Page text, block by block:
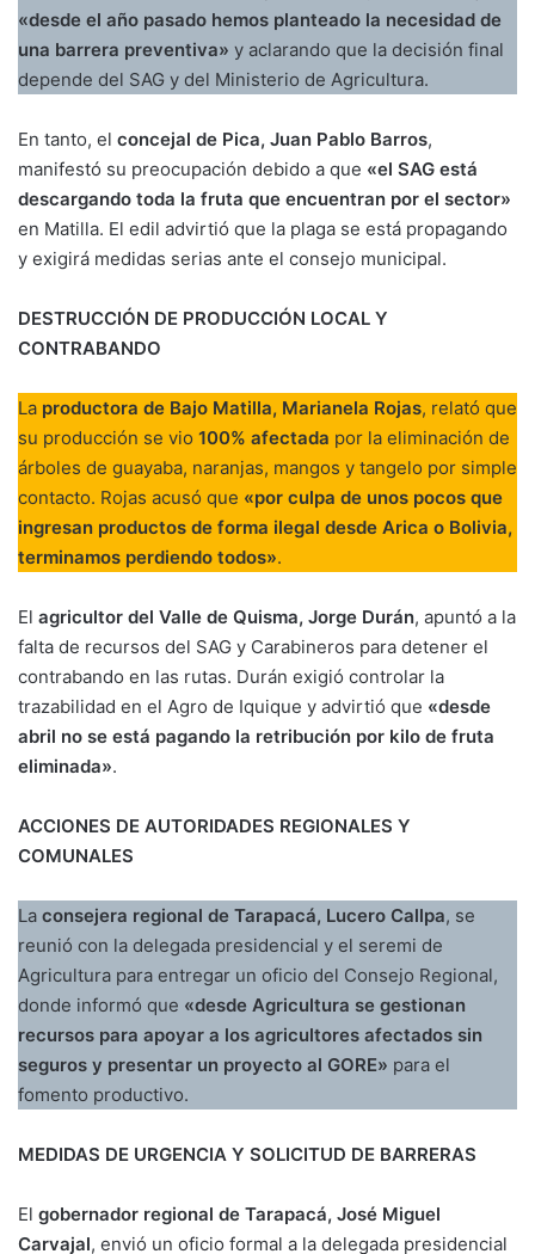
«desde el año pasado hemos planteado la necesidad de
una barrera preventiva» y aclarando que la decisión final
depende del SAG y del Ministerio de Agricultura.
En tanto, el concejal de Pica, Juan Pablo Barros,
manifestó su preocupación debido a que «el SAG está
descargando toda la fruta que encuentran por el sector»
en Matilla. El edil advirtió que la plaga se está propagando
y exigirá medidas serias ante el consejo municipal.
DESTRUCCIÓN DE PRODUCCIÓN LOCAL Y
CONTRABANDO
La productora de Bajo Matilla, Marianela Rojas, relató que
su producción se vio 100% afectada por la eliminación de
árboles de guayaba, naranjas, mangos y tangelo por simple
contacto. Rojas acusó que «por culpa de unos pocos que
ingresan productos de forma ilegal desde Arica o Bolivia,
terminamos perdiendo todos».
El agricultor del Valle de Quisma, Jorge Durán, apuntó a la
falta de recursos del SAG y Carabineros para detener el
contrabando en las rutas. Durán exigió controlar la
trazabilidad en el Agro de Iquique y advirtió que «desde
abril no se está pagando la retribución por kilo de fruta
eliminada».
ACCIONES DE AUTORIDADES REGIONALES Y
COMUNALES
La consejera regional de Tarapacá, Lucero Callpa, se
reunió con la delegada presidencial y el seremi de
Agricultura para entregar un oficio del Consejo Regional,
donde informó que «desde Agricultura se gestionan
recursos para apoyar a los agricultores afectados sin
seguros y presentar un proyecto al GORE» para el
fomento productivo.
MEDIDAS DE URGENCIA Y SOLICITUD DE BARRERAS
El gobernador regional de Tarapacá, José Miguel
Carvajal, envió un oficio formal a la delegada presidencial